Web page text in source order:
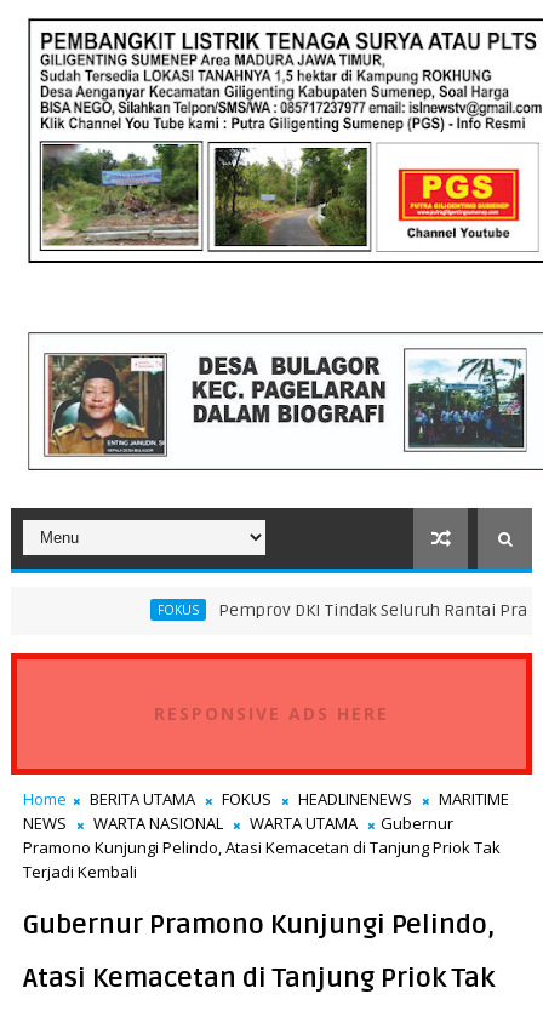
Pemprov DKI Tindak Seluruh Rantai Praktik
RESPONSIVE ADS HERE
Home BERITA UTAMA FOKUS HEADLINENEWS
MARITIME
NEWS
WARTA NASIONAL WARTA UTAMA
Gubernur
Pramono Kunjungi Pelindo, Atasi Kemacetan di Tanjung Priok Tak
Terjadi Kembali
Gubernur Pramono Kunjungi Pelindo,
Atasi Kemacetan di Tanjung Priok Tak